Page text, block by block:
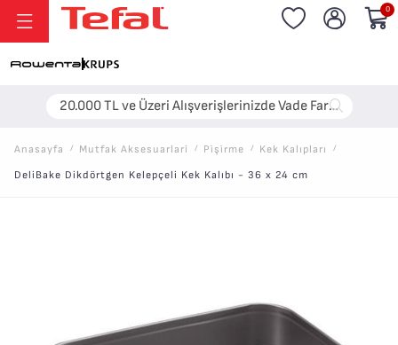
20.000 TL ve Üzeri Alışverişlerinizde Vade Farksız 6 Taksit!
0
Anasayfa / Mutfak Aksesuarlari / Pi̇şi̇rme / Kek Kalıpları /
DeliBake Dikdörtgen Kelepçeli Kek Kalıbı - 36 x 24 cm